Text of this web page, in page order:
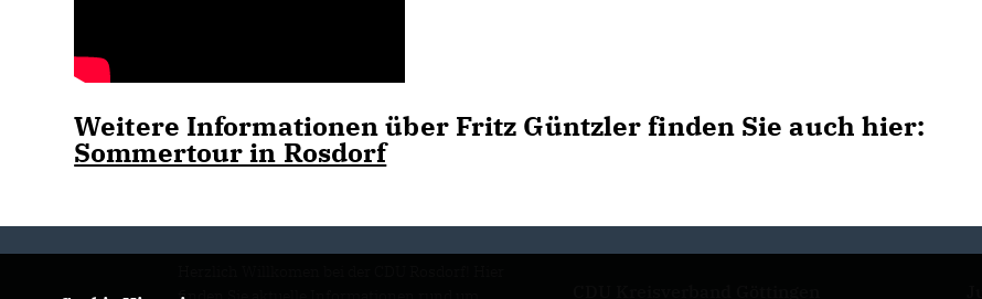
Weitere Informationen über Fritz Güntzler finden Sie auch hier:
Sommertour in Rosdorf